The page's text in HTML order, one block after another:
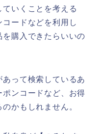
いくことを考える
ードなどを利用し
購入できたらいいの
って検索しているあ
ンコードなど、お得
かもしれません。